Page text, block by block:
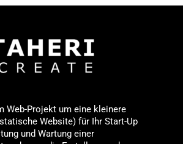
Web-Projekt um eine kleinere
Website) für Ihr Start-Up
und Wartung einer